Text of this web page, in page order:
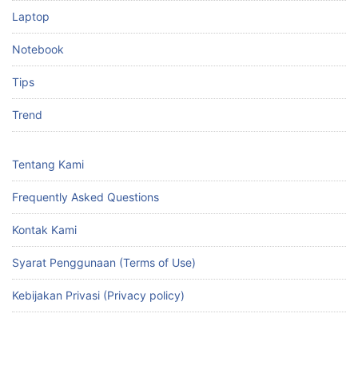
Laptop
Notebook
Tips
Trend
Tentang Kami
Frequently Asked Questions
Kontak Kami
Syarat Penggunaan (Terms of Use)
Kebijakan Privasi (Privacy policy)